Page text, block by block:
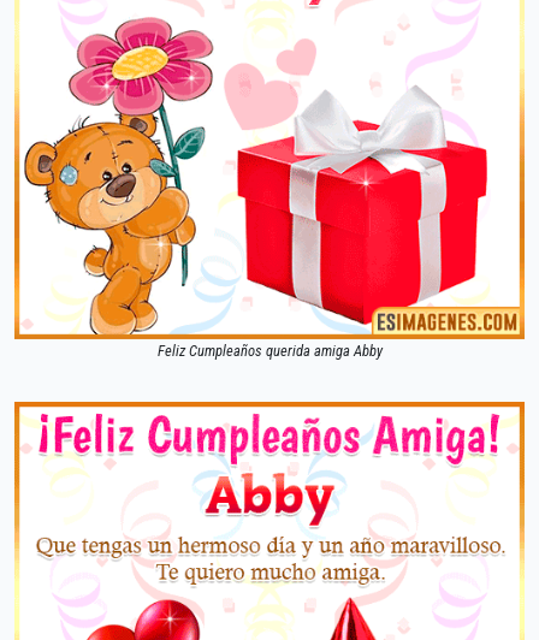
Feliz Cumpleaños querida amiga Abby